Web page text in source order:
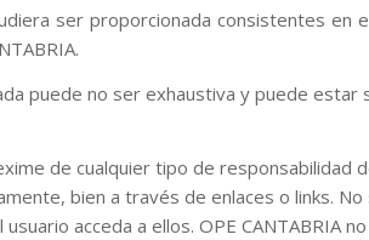
ser proporcionada consistentes
puede no ser exhaustiva y puede estar
de cualquier tipo de
bien a través de enlaces o links.
acceda a ellos. OPE CANTABRIA